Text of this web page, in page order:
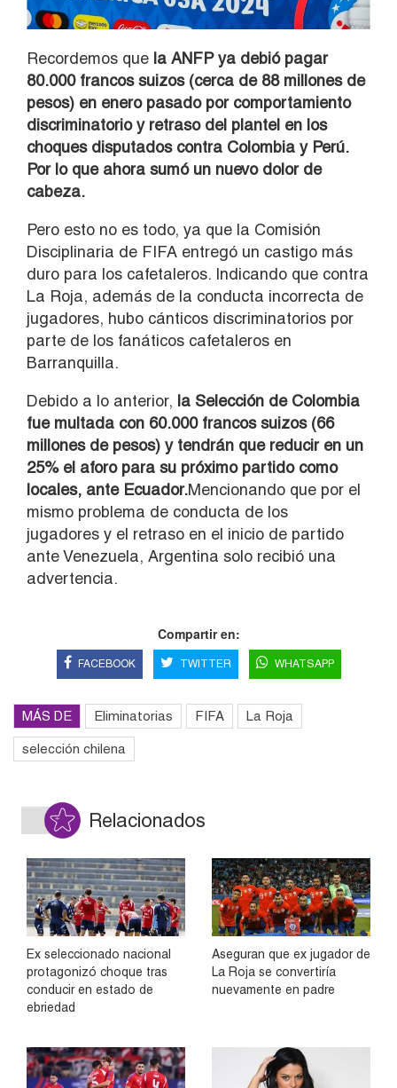
Recordemos que la ANFP ya debió pagar
80.000 francos suizos (cerca de 88 millones de
pesos) en enero pasado por comportamiento
discriminatorio y retraso del plantel en los
choques disputados contra Colombia y Perú.
Por lo que ahora sumó un nuevo dolor de
cabeza.
Pero esto no es todo, ya que la Comisión
Disciplinaria de FIFA entregó un castigo más
duro para los cafetaleros. Indicando que contra
La Roja, además de la conducta incorrecta de
jugadores, hubo cánticos discriminatorios por
parte de los fanáticos cafetaleros en
Barranquilla.
Debido a lo anterior, la Selección de Colombia
fue multada con 60.000 francos suizos (66
millones de pesos) y tendrán que reducir en un
25% el aforo para su próximo partido como
locales, ante Ecuador.Mencionando que por el
mismo problema de conducta de los
jugadores y el retraso en el inicio de partido
ante Venezuela, Argentina solo recibió una
advertencia.
Compartir en:
FACEBOOK TWITTER WHATSAPP
MÁS DE Eliminatorias FIFA La Roja
selección chilena
Relacionados
Ex seleccionado nacional
protagonizó choque tras
conducir en estado de
ebriedad
Aseguran que ex jugador de
La Roja se convertiría
nuevamente en padre